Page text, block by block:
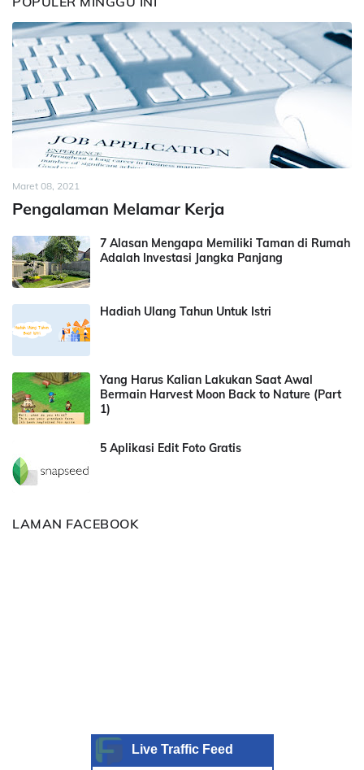
Maret 08, 2021
Pengalaman Melamar Kerja
7 Alasan Mengapa Memiliki Taman di Rumah
Adalah Investasi Jangka Panjang
Hadiah Ulang Tahun Untuk Istri
Yang Harus Kalian Lakukan Saat Awal
Bermain Harvest Moon Back to Nature (Part
1)
5 Aplikasi Edit Foto Gratis
LAMAN FACEBOOK
Live Traffic Feed